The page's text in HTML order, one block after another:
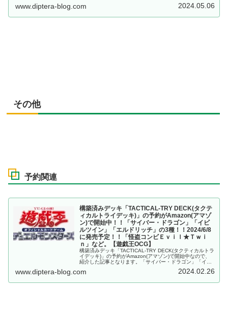
か……。(驚愕)【遊戯王OCG】
www.diptera-blog.com 2024.05.06
その他
予約関連
構築済みデッキ「TACTICAL-TRY DECK(タクテ
ィカルトライデッキ)」の予約がAmazon(アマゾ
ン)で開始中！！「サイバー・ドラゴン」「イビ
ルツイン」「エルドリッチ」の3種！！2024/6/8
に発売予定！！「怪盗コンビＥｖｉｌ★Ｔｗｉ
ｎ」など。【遊戯王OCG】
構築済みデッキ「TACTICAL-TRY DECK(タクティカルトラ
イデッキ)」の予約がAmazon(アマゾン)で開始中なので、
紹介した記事となります。「サイバー・ドラゴン」「イビ
定！！
www.diptera-blog.com 2024.02.26